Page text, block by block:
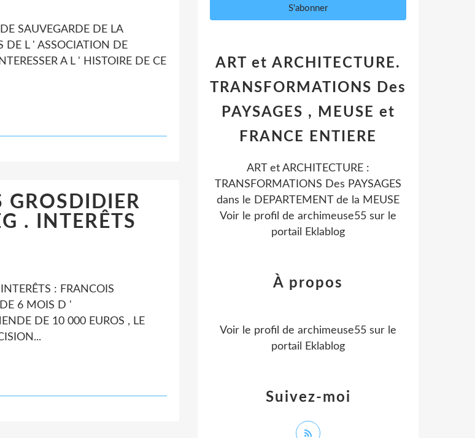
SAUVEGARDE DE LA
DE L ' ASSOCIATION DE
A L ' HISTOIRE DE CE
GROSDIDIER
. INTERÊTS
: FRANCOIS
6 MOIS D '
DE 10 000 EUROS , LE
ART et ARCHITECTURE.
TRANSFORMATIONS Des
PAYSAGES , MEUSE et
FRANCE ENTIERE
ART et ARCHITECTURE :
TRANSFORMATIONS Des PAYSAGES
dans le DEPARTEMENT de la MEUSE
Voir le profil de archimeuse55 sur le
portail Eklablog
Suivez-moi
À propos
Voir le profil de archimeuse55 sur le
portail Eklablog